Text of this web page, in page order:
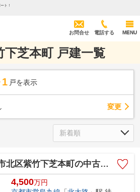
ト！
お問合せ 電話する MENU
下芝本町 戸建一覧
1 戸を表示
変更
区紫竹下芝本町の中古一戸建
4,500万円